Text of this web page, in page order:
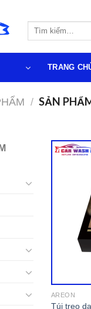
Tìm
TRANG
/ SẢN
AREON
Túi treo